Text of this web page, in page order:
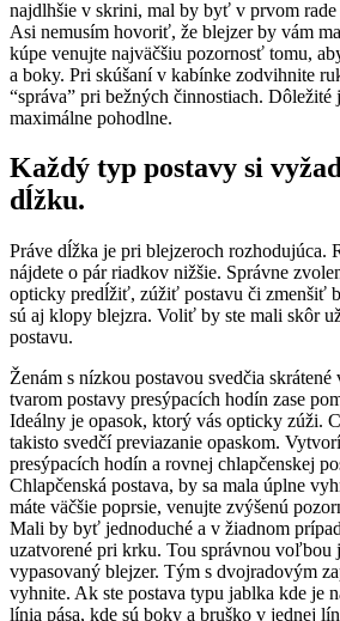
najdlhšie v skrini, mal by byť v prvom
Asi nemusím hovoriť, že blejzer by vám
kúpe venujte najväčšiu pozornosť tomu,
a boky. Pri skúšaní v kabínke zodvihnite
“správa” pri bežných činnostiach. Dôležité
maximálne pohodlne.
Každý typ postavy si
dĺžku.
Práve dĺžka je pri blejzeroch rozhodujúca.
nájdete o pár riadkov nižšie. Správne
opticky predĺžiť, zúžiť postavu či zmenšiť
sú aj klopy blejzra. Voliť by ste mali skôr
postavu.
Ženám s nízkou postavou svedčia skrátené
tvarom postavy presýpacích hodín zase
Ideálny je opasok, ktorý vás opticky zúži.
takisto svedčí previazanie opaskom.
presýpacích hodín a rovnej chlapčenskej
Chlapčenská postava, by sa mala úplne
máte väčšie poprsie, venujte zvýšenú
Mali by byť jednoduché a v žiadnom
uzatvorené pri krku. Tou správnou voľbou
vypasovaný blejzer. Tým s dvojradovým
vyhnite. Ak ste postava typu jablka kde je
línia pása, kde sú boky a bruško v jednej